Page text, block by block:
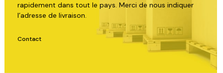
Nissan Opel
rapidement dans tout le pays. Merci de nous indiquer
l’adresse de livraison.
Contact